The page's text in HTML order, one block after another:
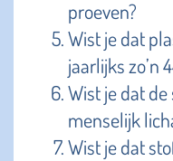
proeven?
Wist je dat
jaarlijks zo’n
Wist je dat
menselijk
Wist je dat